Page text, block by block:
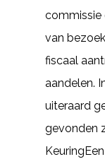
commissie
van
fiscaal
aandelen.
uiteraard
gevonden